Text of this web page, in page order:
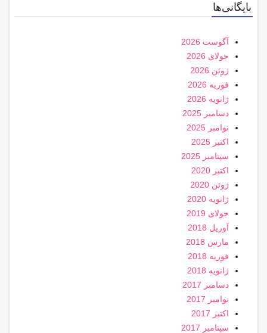
بایگانی‌ها
آگوست 2026
جولای 2026
ژوئن 2026
فوریه 2026
ژانویه 2026
دسامبر 2025
نوامبر 2025
اکتبر 2025
سپتامبر 2025
اکتبر 2020
ژوئن 2020
ژانویه 2020
جولای 2019
آوریل 2018
مارس 2018
فوریه 2018
ژانویه 2018
دسامبر 2017
نوامبر 2017
اکتبر 2017
سپتامبر 2017